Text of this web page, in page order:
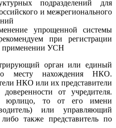
подразделений для
и межрегионального
упрощенной системы
при регистрации
применении УСН
орган или единый
месту нахождения НКО.
НКО или их представители
от учредителя.
юрлицо, то от его имени
или управляющий
также представитель по